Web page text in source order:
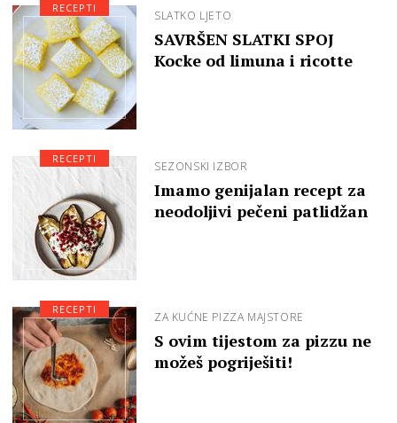
SLATKO LJETO
SAVRŠEN SLATKI SPOJ
Kocke od limuna i ricotte
RECEPTI
SEZONSKI IZBOR
Imamo genijalan recept za
neodoljivi pečeni patlidžan
RECEPTI
ZA KUĆNE PIZZA MAJSTORE
S ovim tijestom za pizzu ne
možeš pogriješiti!
RECEPTI